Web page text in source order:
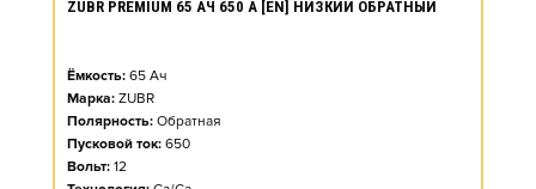
ZUBR PREMIUM 65 АЧ 650 А [EN] НИЗКИЙ ОБРАТНЫЙ
Ёмкость: 65 Ач
Марка: ZUBR
Полярность: Обратная
Пусковой ток: 650
Вольт: 12